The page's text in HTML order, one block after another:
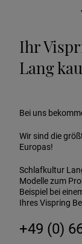
Ihr
Lang
Bei uns
Wir sind die
Europas!
Schlafkultur
Modelle zum
Beispiel bei
Ihres Vispring
+49 (0)